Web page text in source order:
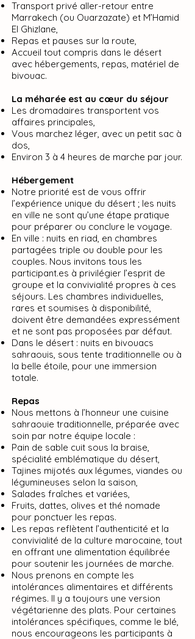
Transport privé aller-retour entre
Marrakech (ou Ouarzazate) et M’Hamid
El Ghizlane,
Repas et pauses sur la route,
Accueil tout compris dans le désert
avec hébergements, repas, matériel de
bivouac.
La méharée est au cœur du séjour
Les dromadaires transportent vos
affaires principales,
Vous marchez léger, avec un petit sac à
dos,
Environ 3 à 4 heures de marche par jour.
Hébergement
Notre priorité est de vous offrir
l’expérience unique du désert ; les nuits
en ville ne sont qu’une étape pratique
pour préparer ou conclure le voyage.
En ville : nuits en riad, en chambres
partagées triple ou double pour les
couples. Nous invitons tous les
participant.es à privilégier l’esprit de
groupe et la convivialité propres à ces
séjours. Les chambres individuelles,
rares et soumises à disponibilité,
doivent être demandées expressément
et ne sont pas proposées par défaut.
Dans le désert : nuits en bivouacs
sahraouis, sous tente traditionnelle ou à
la belle étoile, pour une immersion
totale.​
Repas
Nous mettons à l’honneur une cuisine
sahraouie traditionnelle, préparée avec
soin par notre équipe locale :
Pain de sable cuit sous la braise,
spécialité emblématique du désert,
Tajines mijotés aux légumes, viandes ou
légumineuses selon la saison,
Salades fraîches et variées,
Fruits, dattes, olives et thé nomade
pour ponctuer les repas.
Les repas reflètent l’authenticité et la
convivialité de la culture marocaine, tout
en offrant une alimentation équilibrée
pour soutenir les journées de marche.
Nous prenons en compte les
intolérances alimentaires et différents
régimes. Il y a toujours une version
végétarienne des plats. Pour certaines
intolérances spécifiques, comme le blé,
nous encourageons les participants à